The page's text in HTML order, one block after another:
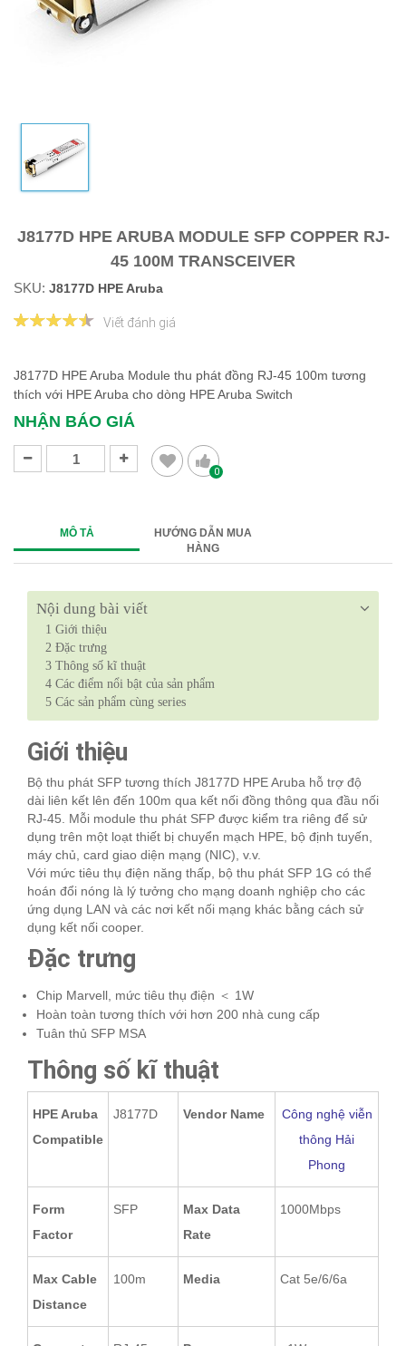
J8177D HPE ARUBA MODULE SFP COPPER RJ-
45 100M TRANSCEIVER
SKU: J8177D HPE Aruba
Viết đánh giá
J8177D HPE Aruba Module thu phát đồng RJ-45 100m tương
thích với HPE Aruba cho dòng HPE Aruba Switch
NHẬN BÁO GIÁ
0
MÔ TẢ
HƯỚNG DẪN MUA
HÀNG
Nội dung bài viết
1 Giới thiệu
2 Đặc trưng
3 Thông số kĩ thuật
4 Các điểm nổi bật của sản phẩm
5 Các sản phẩm cùng series
Giới thiệu
Bộ thu phát SFP tương thích J8177D HPE Aruba hỗ trợ độ
dài liên kết lên đến 100m qua kết nối đồng thông qua đầu nối
RJ-45. Mỗi module thu phát SFP được kiểm tra riêng để sử
dụng trên một loạt thiết bị chuyển mạch HPE, bộ định tuyến,
máy chủ, card giao diện mạng (NIC), v.v.
Với mức tiêu thụ điện năng thấp, bộ thu phát SFP 1G có thể
hoán đổi nóng là lý tưởng cho mạng doanh nghiệp cho các
ứng dụng LAN và các nơi kết nối mạng khác bằng cách sử
dụng kết nối cooper.
Đặc trưng
Chip Marvell, mức tiêu thụ điện ＜ 1W
Hoàn toàn tương thích với hơn 200 nhà cung cấp
Tuân thủ SFP MSA
Thông số kĩ thuật
HPE Aruba
Compatible
J8177D Vendor Name
Công nghệ viễn
thông Hải
Phong
Form
Factor
SFP
Max Data
Rate
1000Mbps
Max Cable
Distance
100m Media Cat 5e/6/6a